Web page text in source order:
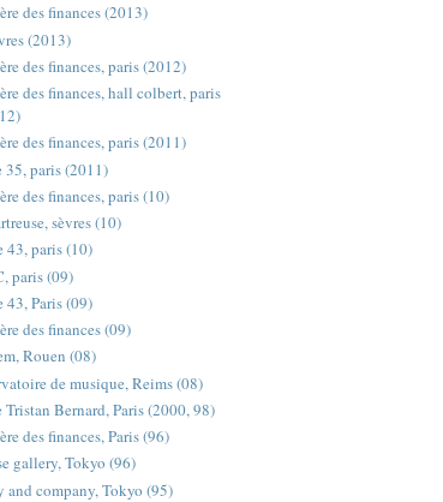
des finances (2013)
(2013)
des finances, paris (2012)
des finances, hall colbert, paris
des finances, paris (2011)
35, paris (2011)
des finances, paris (10)
sèvres (10)
43, paris (10)
paris (09)
43, Paris (09)
des finances (09)
Rouen (08)
de musique, Reims (08)
Tristan Bernard, Paris (2000, 98)
des finances, Paris (96)
gallery, Tokyo (96)
and company, Tokyo (95)